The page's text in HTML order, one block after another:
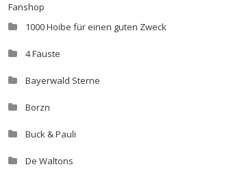
Fanshop
1000 Hoibe für einen guten Zweck
4 Fäuste
Bayerwald Sterne
Borzn
Buck & Pauli
De Waltons